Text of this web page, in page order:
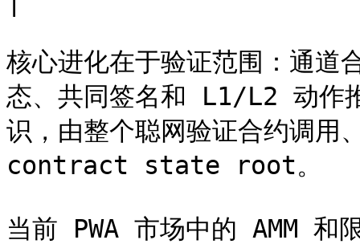
核心进化在于验证范围：通道
态、共同签名和 L1/L2 动作
识，由整个聪网验证合约
contract state root。
当前 PWA 市场中的 AMM 和